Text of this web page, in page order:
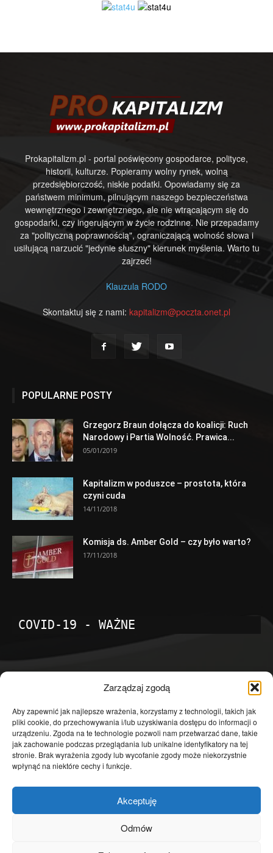
Zarządzaj zgodą
Aby zapewnić jak najlepsze wrażenia, korzystamy z technologii, takich jak
pliki cookie, do przechowywania i/lub uzyskiwania dostępu do informacji o
urządzeniu. Zgoda na te technologie pozwoli nam przetwarzać dane, takie
jak zachowanie podczas przeglądania lub unikalne identyfikatory na tej
stronie. Brak wyrażenia zgody lub wycofanie zgody może niekorzystnie
wpłynąć na niektóre cechy i funkcje.
Akceptuję
Odmów
Prokapitalizm.pl - portal poświęcony gospodarce, polityce,
historii, kulturze. Popieramy wolny rynek, wolną
przedsiębiorczość, niskie podatki. Opowiadamy się za
państwem minimum, pilnującym naszego bezpieczeństwa
wewnętrznego i zewnętrznego, ale nie wtrącającym się do
gospodarki, czy ingerującym w życie rodzinne. Nie przepadamy
za "polityczną poprawnością", ograniczającą wolność słowa i
usiłującą narzucić "jedynie słuszny" kierunek myślenia. Warto tu
zajrzeć!
Klauzula RODO
Skontaktuj się z nami: kapitalizm@poczta.onet.pl
POPULARNE POSTY
Grzegorz Braun dołącza do koalicji: Ruch
Narodowy i Partia Wolność. Prawica...
05/01/2019
Kapitalizm w poduszce – prostota, która
czyni cuda
14/11/2018
Komisja ds. Amber Gold – czy było warto?
17/11/2018
COVID-19 - WAŻNE
Temat dnia
4601
Publicystyka
4363
Polityka
3639
Polska
Społeczeństwo
2823